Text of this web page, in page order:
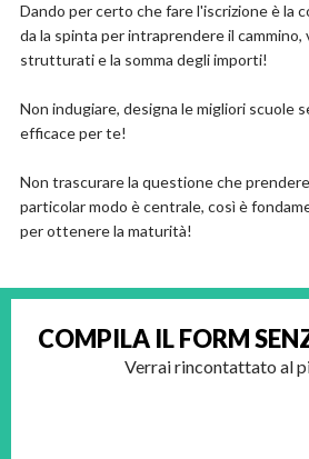
Dando per certo che fare l'iscrizione è la
da la spinta per intraprendere il
strutturati e la somma degli importi!
Non indugiare, designa le migliori scuole
efficace per te!
Non trascurare la questione che
particolar modo è centrale, così è
per ottenere la maturità!
COMPILA IL FORM
Verrai rincontattato al